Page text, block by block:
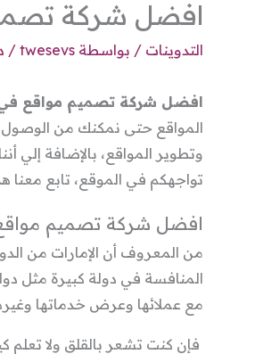
افضل شركة
التدوينات / بواسطة twesevs
/
افضل شركة تصميم مواقع في
المواقع حتى نمكنك من
تواجهكم في الموقع، تابع
افضل شركة تصميم مواقع
من المعروف أن الإمارات من
المنافسة في دولة كبيرة مثل
مع عملائها وعرض خدماتها
فإن كنت تشعر بالقلق ولا